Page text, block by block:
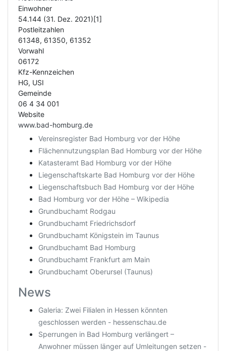
Einwohner
54.144 (31. Dez. 2021)[1]
Postleitzahlen
61348, 61350, 61352
Vorwahl
06172
Kfz-Kennzeichen
HG, USI
Gemeinde
06 4 34 001
Website
www.bad-homburg.de
Vereinsregister Bad Homburg vor der Höhe
Flächennutzungsplan Bad Homburg vor der Höhe
Katasteramt Bad Homburg vor der Höhe
Liegenschaftskarte Bad Homburg vor der Höhe
Liegenschaftsbuch Bad Homburg vor der Höhe
Bad Homburg vor der Höhe – Wikipedia
Grundbuchamt Rodgau
Grundbuchamt Friedrichsdorf
Grundbuchamt Königstein im Taunus
Grundbuchamt Bad Homburg
Grundbuchamt Frankfurt am Main
Grundbuchamt Oberursel (Taunus)
News
Galeria: Zwei Filialen in Hessen könnten
geschlossen werden - hessenschau.de
Sperrungen in Bad Homburg verlängert –
Anwohner müssen länger auf Umleitungen setzen -